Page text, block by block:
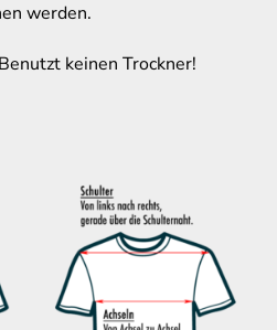
werden.
Benutzt keinen Trockner!